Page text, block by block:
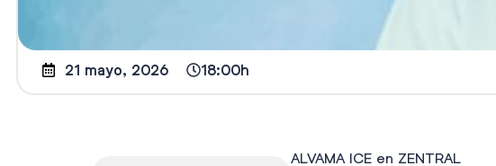
21 mayo, 2026 18:00h
ALVAMA ICE en ZENTRAL